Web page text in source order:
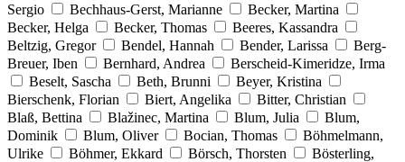
Sergio
Bechhaus-Gerst, Marianne
Becker, Martina
Becker, Helga
Becker, Thomas
Beeres, Kassandra
Beltzig, Gregor
Bendel, Hannah Bender, Larissa
Berg-
Breuer, Iben
Bernhard, Andrea
Berscheid-Kimeridze, Irma
Beselt, Sascha
Beth, Brunni
Beyer, Kristina
Bierschenk, Florian
Biert, Angelika
Bitter, Christian
Blaß, Bettina
Blažinec, Martina Blum, Julia
Blum,
Dominik
Blum, Oliver Bocian, Thomas
Böhmelmann,
Ulrike
Böhmer, Ekkard Börsch, Thorsten
Bösterling,